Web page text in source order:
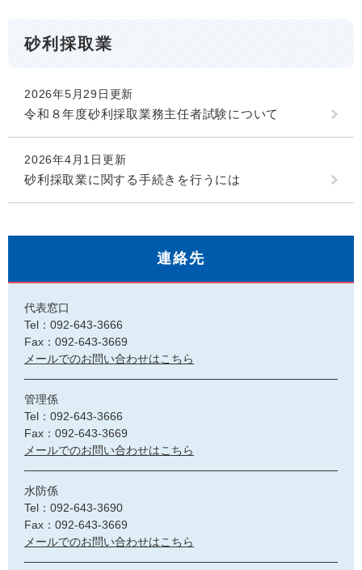
砂利採取業
2026年5月29日更新
令和８年度砂利採取業務主任者試験について
2026年4月1日更新
砂利採取業に関する手続きを行うには
連絡先
代表窓口
Tel：092-643-3666
Fax：092-643-3669
メールでのお問い合わせはこちら
管理係
Tel：092-643-3666
Fax：092-643-3669
メールでのお問い合わせはこちら
水防係
Tel：092-643-3690
Fax：092-643-3669
メールでのお問い合わせはこちら